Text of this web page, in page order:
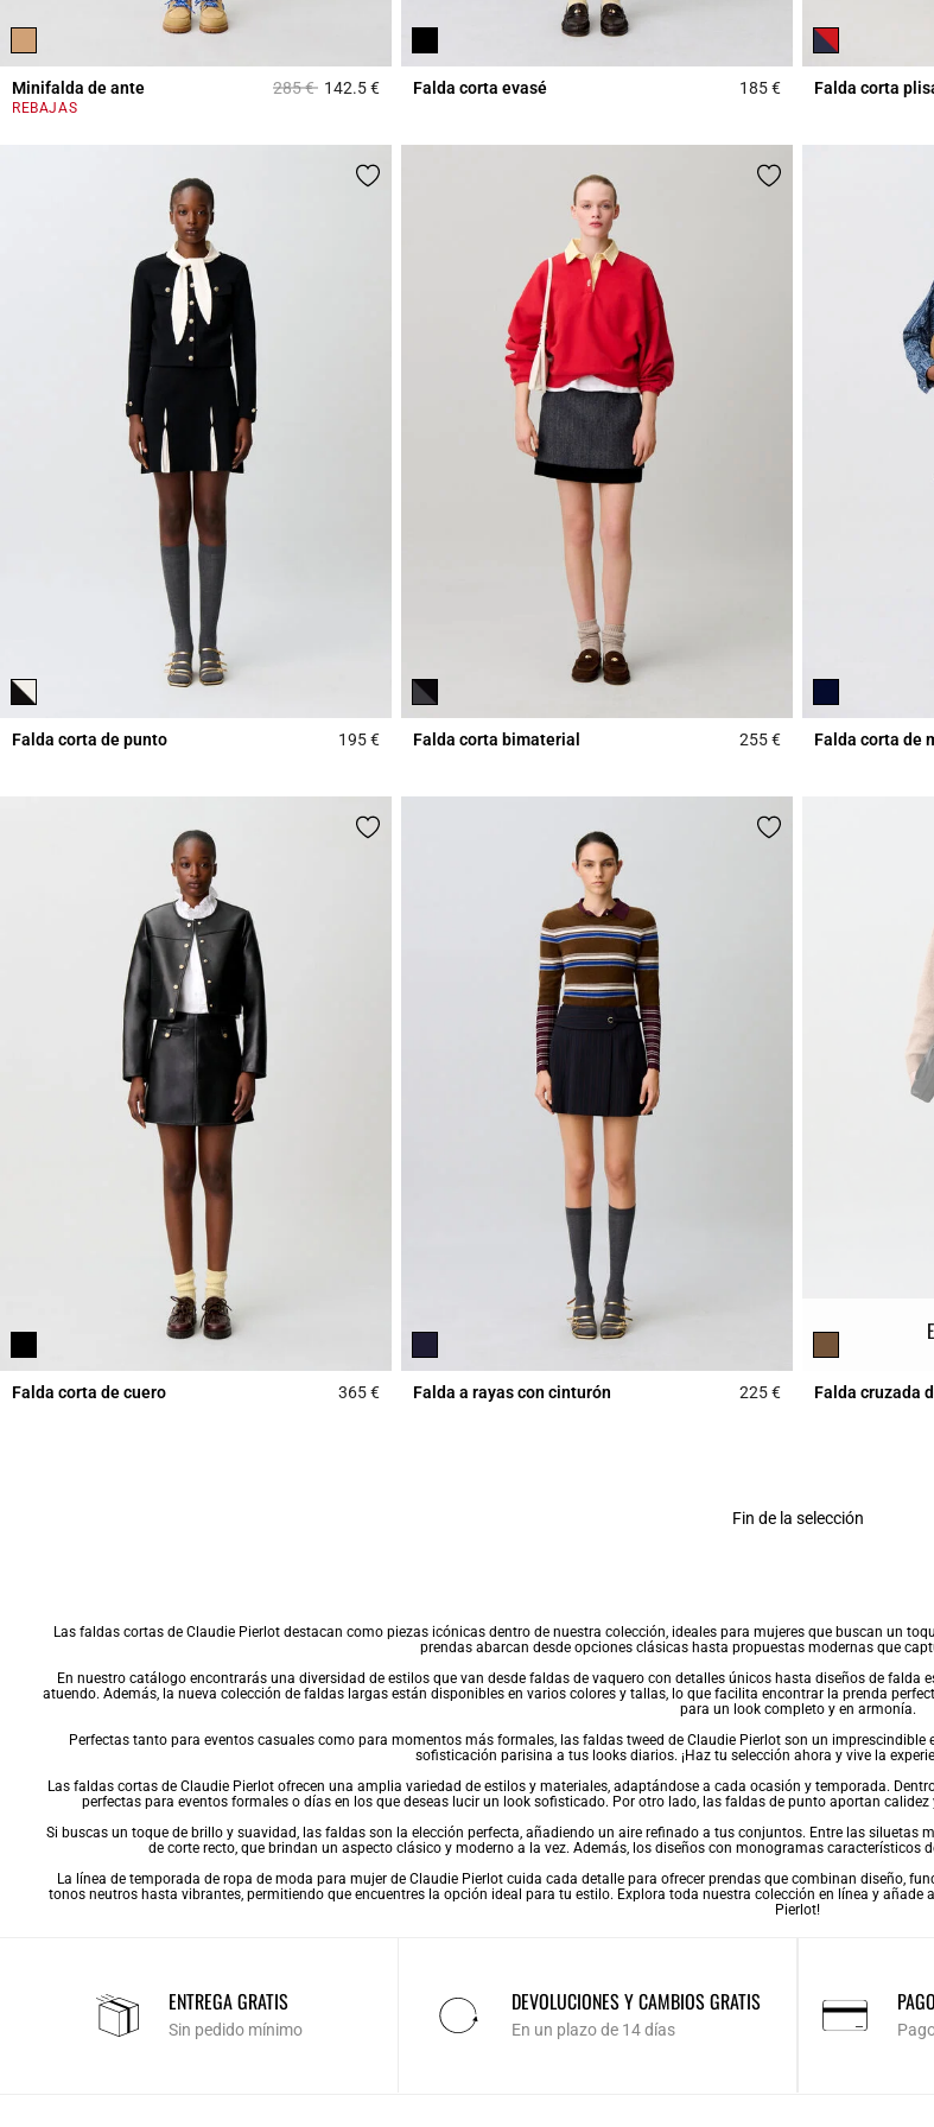
Minifalda de ante Price reduced from
285 €to142.5 €3,6 out of 5 Customer Rating
REBAJAS
Falda corta evasé 185 €4,8 out of 5
Falda corta
Falda corta de punto 195 €5 out of 5 Customer Rating
Falda corta bimaterial 255 €3,2 out of 5
Falda corta de
Falda corta de cuero 365 €5 out of 5 Customer Rating
Falda a rayas con cinturón 225 €4,7 out of 5
Falda cruzada
Fin de la selección
Las faldas cortas de Claudie Pierlot destacan como piezas icónicas dentro de nuestra colección, ideales para mujeres que buscan un
prendas abarcan desde opciones clásicas hasta propuestas modernas que
En nuestro catálogo encontrarás una diversidad de estilos que van desde faldas de vaquerocon detalles únicos hasta diseños de falda
atuendo. Además, la nueva colección de faldas largasestán disponibles en varios colores y tallas, lo que facilita encontrar la prenda
para un look completo y en armonía.
Perfectas tanto para eventos casuales como para momentos más formales, las faldas tweed de Claudie Pierlot son un imprescindible
sofisticación parisina a tus looks diarios. ¡Haz tu selección ahora y vive la
Las faldas cortas de Claudie Pierlot ofrecen una amplia variedad de estilos y materiales, adaptándose a cada ocasión y temporada.
perfectas para eventos formales o días en los que deseas lucir un look sofisticado. Por otro lado, las faldas de punto aportan calidez
Si buscas un toque de brillo y suavidad, las faldas son la elección perfecta, añadiendo un aire refinado a tus conjuntos. Entre las siluetas
de corte recto, que brindan un aspecto clásico y moderno a la vez. Además, los diseños con monogramas característicos
La línea de temporada de ropa de moda para mujer de Claudie Pierlot cuida cada detalle para ofrecer prendas que combinan diseño,
tonos neutros hasta vibrantes, permitiendo que encuentres la opción ideal para tu estilo. Explora toda nuestra colección en línea y
Pierlot!
ENTREGA GRATIS
Sin pedido mínimo
DEVOLUCIONES Y CAMBIOS GRATIS
En un plazo de 14 días